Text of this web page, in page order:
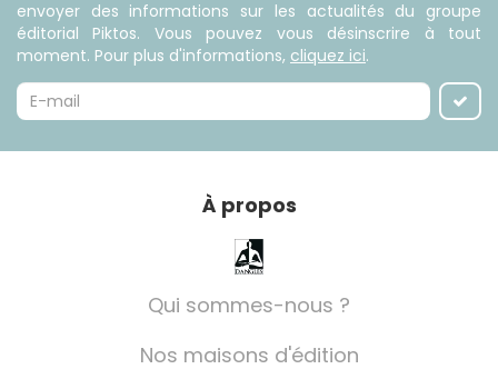
envoyer des informations sur les actualités du groupe
éditorial Piktos. Vous pouvez vous désinscrire à tout
moment. Pour plus d'informations, cliquez ici.
À propos
Qui sommes-nous ?
Nos maisons d'édition